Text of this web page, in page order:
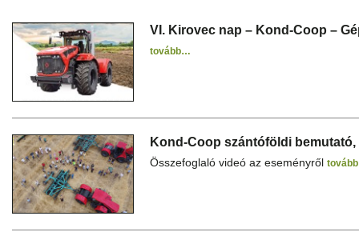
VI. Kirovec nap – Kond-Coop –
tovább…
Kond-Coop szántóföldi bemutató,
Összefoglaló videó az eseményről